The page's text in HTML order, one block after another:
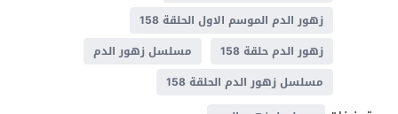
زهور الدم الموسم الاول الحلقة 158
زهور الدم حلقة 158
مسلسل زهور الدم
مسلسل زهور الدم الحلقة 158